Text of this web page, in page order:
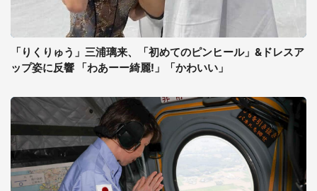
「りくりゅう」三浦璃来、「初めてのピンヒール」&ドレスア
ップ姿に反響 「わあーー綺麗!」「かわいい」